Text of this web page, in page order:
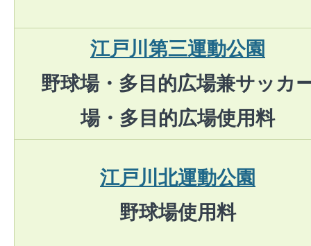
江戸川第三運動公園
野球場・多目的広場兼サッカ
場・多目的広場使用料
江戸川北運動公園
野球場使用料